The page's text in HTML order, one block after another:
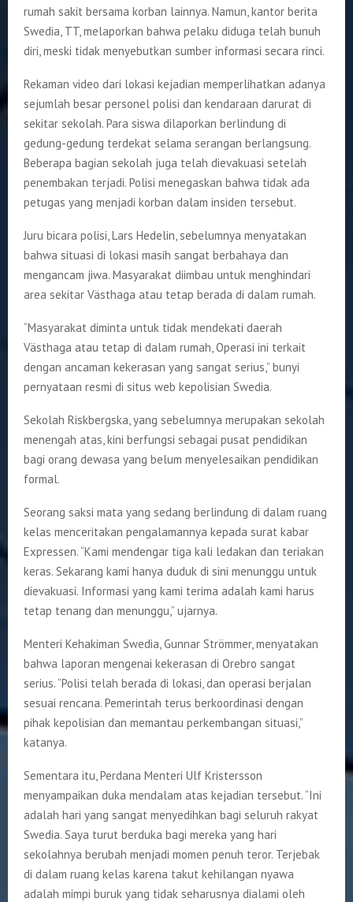
rumah sakit bersama korban lainnya. Namun, kantor berita
Swedia, TT, melaporkan bahwa pelaku diduga telah bunuh
diri, meski tidak menyebutkan sumber informasi secara rinci.
Rekaman video dari lokasi kejadian memperlihatkan adanya
sejumlah besar personel polisi dan kendaraan darurat di
sekitar sekolah. Para siswa dilaporkan berlindung di
gedung-gedung terdekat selama serangan berlangsung.
Beberapa bagian sekolah juga telah dievakuasi setelah
penembakan terjadi. Polisi menegaskan bahwa tidak ada
petugas yang menjadi korban dalam insiden tersebut.
Juru bicara polisi, Lars Hedelin, sebelumnya menyatakan
bahwa situasi di lokasi masih sangat berbahaya dan
mengancam jiwa. Masyarakat diimbau untuk menghindari
area sekitar Västhaga atau tetap berada di dalam rumah.
“Masyarakat diminta untuk tidak mendekati daerah
Västhaga atau tetap di dalam rumah, Operasi ini terkait
dengan ancaman kekerasan yang sangat serius,” bunyi
pernyataan resmi di situs web kepolisian Swedia.
Sekolah Riskbergska, yang sebelumnya merupakan sekolah
menengah atas, kini berfungsi sebagai pusat pendidikan
bagi orang dewasa yang belum menyelesaikan pendidikan
formal.
Seorang saksi mata yang sedang berlindung di dalam ruang
kelas menceritakan pengalamannya kepada surat kabar
Expressen. “Kami mendengar tiga kali ledakan dan teriakan
keras. Sekarang kami hanya duduk di sini menunggu untuk
dievakuasi. Informasi yang kami terima adalah kami harus
tetap tenang dan menunggu,” ujarnya.
Menteri Kehakiman Swedia, Gunnar Strömmer, menyatakan
bahwa laporan mengenai kekerasan di Orebro sangat
serius. “Polisi telah berada di lokasi, dan operasi berjalan
sesuai rencana. Pemerintah terus berkoordinasi dengan
pihak kepolisian dan memantau perkembangan situasi,”
katanya.
Sementara itu, Perdana Menteri Ulf Kristersson
menyampaikan duka mendalam atas kejadian tersebut. “Ini
adalah hari yang sangat menyedihkan bagi seluruh rakyat
Swedia. Saya turut berduka bagi mereka yang hari
sekolahnya berubah menjadi momen penuh teror. Terjebak
di dalam ruang kelas karena takut kehilangan nyawa
adalah mimpi buruk yang tidak seharusnya dialami oleh